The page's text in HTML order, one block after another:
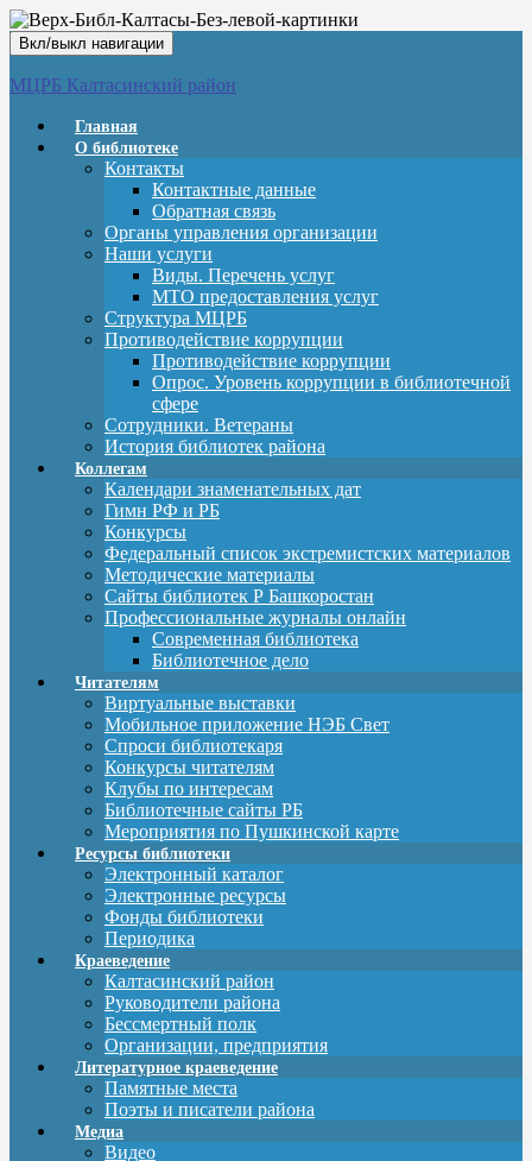
Вкл/выкл навигации
МЦРБ Калтасинский район
Главная
О библиотеке
Контакты
Контактные данные
Обратная связь
Органы управления организации
Наши услуги
Виды. Перечень услуг
МТО предоставления услуг
Структура МЦРБ
Противодействие коррупции
Противодействие коррупции
Опрос. Уровень коррупции в библиотечной
сфере
Сотрудники. Ветераны
История библиотек района
Коллегам
Календари знаменательных дат
Гимн РФ и РБ
Конкурсы
Федеральный список экстремистских материалов
Методические материалы
Сайты библиотек Р Башкоростан
Профессиональные журналы онлайн
Современная библиотека
Библиотечное дело
Читателям
Виртуальные выставки
Мобильное приложение НЭБ Свет
Спроси библиотекаря
Конкурсы читателям
Клубы по интересам
Библиотечные сайты РБ
Мероприятия по Пушкинской карте
Ресурсы библиотеки
Электронный каталог
Электронные ресурсы
Фонды библиотеки
Периодика
Краеведение
Калтасинский район
Руководители района
Бессмертный полк
Организации, предприятия
Литературное краеведение
Памятные места
Поэты и писатели района
Медиа
Видео